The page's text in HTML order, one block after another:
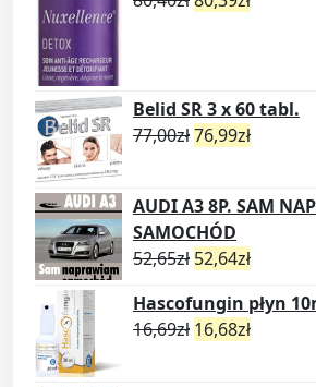
Belid SR 3 x 60 tabl.
77,00zł76,99zł
AUDI A3 8P. SAM
SAMOCHÓD
52,65zł 52,64zł
Hascofungin płyn
16,69zł 16,68zł